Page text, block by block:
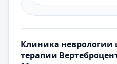
Клиника неврологии
терапии